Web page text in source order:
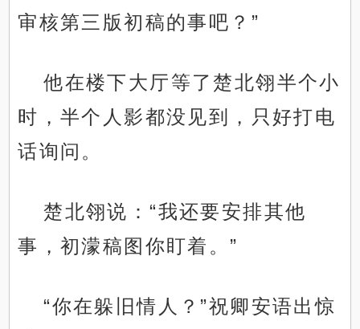
审核第三版初稿的事吧？”
他在楼下大厅等了楚北翎半个小
时，半个人影都没见到，只好打电
话询问。
楚北翎说：“我还要安排其他
事，初濛稿图你盯着。”
“你在躲旧情人？”祝卿安语出惊